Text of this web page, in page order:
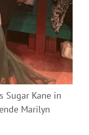
Sugar Kane in
Marilyn